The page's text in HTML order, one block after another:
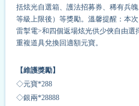
括炫光自選箱、護法招募券、稀有兵
等級上限後）等獎勵。溫馨提醒：本
雷掣電>和四個返場炫光供少俠自由
重複道具兌換回適額元寶。
【維護獎勵】
◇元寶*288
◇銀兩*28888